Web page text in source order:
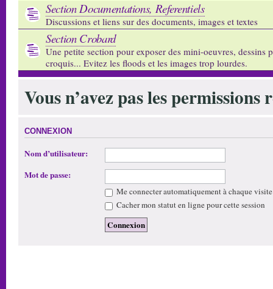
Section Documentations, Referentiels
Discussions et liens sur des documents, images et textes
Section Crobard
Une petite section pour exposer des mini-oeuvres, dessins
croquis... Evitez les floods et les images trop lourdes.
Vous n’avez pas les
CONNEXION
Nom d’utilisateur:
Mot de passe:
Me connecter automatiquement à chaque visite
Cacher mon statut en ligne pour cette session